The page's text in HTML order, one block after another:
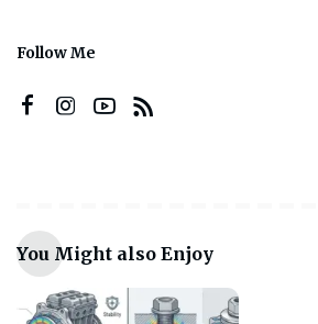
Follow Me
You Might also Enjoy